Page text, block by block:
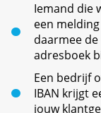
Iemand die
een
daarmee
adresboek
Een bedrijf
IBAN krijgt
jouw